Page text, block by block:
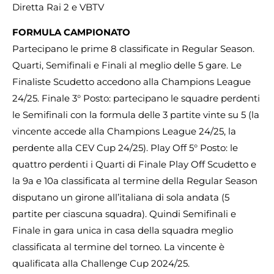
Diretta Rai 2 e VBTV
FORMULA CAMPIONATO
Partecipano le prime 8 classificate in Regular Season.
Quarti, Semifinali e Finali al meglio delle 5 gare. Le
Finaliste Scudetto accedono alla Champions League
24/25. Finale 3° Posto: partecipano le squadre perdenti
le Semifinali con la formula delle 3 partite vinte su 5 (la
vincente accede alla Champions League 24/25, la
perdente alla CEV Cup 24/25). Play Off 5° Posto: le
quattro perdenti i Quarti di Finale Play Off Scudetto e
la 9a e 10a classificata al termine della Regular Season
disputano un girone all’italiana di sola andata (5
partite per ciascuna squadra). Quindi Semifinali e
Finale in gara unica in casa della squadra meglio
classificata al termine del torneo. La vincente è
qualificata alla Challenge Cup 2024/25.